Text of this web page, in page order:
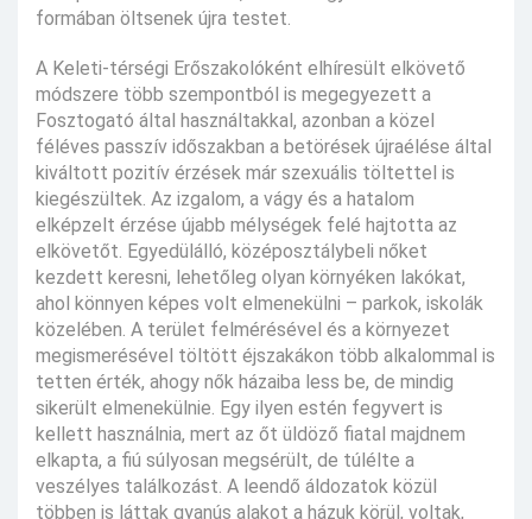
formában öltsenek újra testet.
A Keleti-térségi Erőszakolóként elhíresült elkövető
módszere több szempontból is megegyezett a
Fosztogató által használtakkal, azonban a közel
féléves passzív időszakban a betörések újraélése által
kiváltott pozitív érzések már szexuális töltettel is
kiegészültek. Az izgalom, a vágy és a hatalom
elképzelt érzése újabb mélységek felé hajtotta az
elkövetőt. Egyedülálló, középosztálybeli nőket
kezdett keresni, lehetőleg olyan környéken lakókat,
ahol könnyen képes volt elmenekülni – parkok, iskolák
közelében. A terület felmérésével és a környezet
megismerésével töltött éjszakákon több alkalommal is
tetten érték, ahogy nők házaiba less be, de mindig
sikerült elmenekülnie. Egy ilyen estén fegyvert is
kellett használnia, mert az őt üldöző fiatal majdnem
elkapta, a fiú súlyosan megsérült, de túlélte a
veszélyes találkozást. A leendő áldozatok közül
többen is láttak gyanús alakot a házuk körül, voltak,